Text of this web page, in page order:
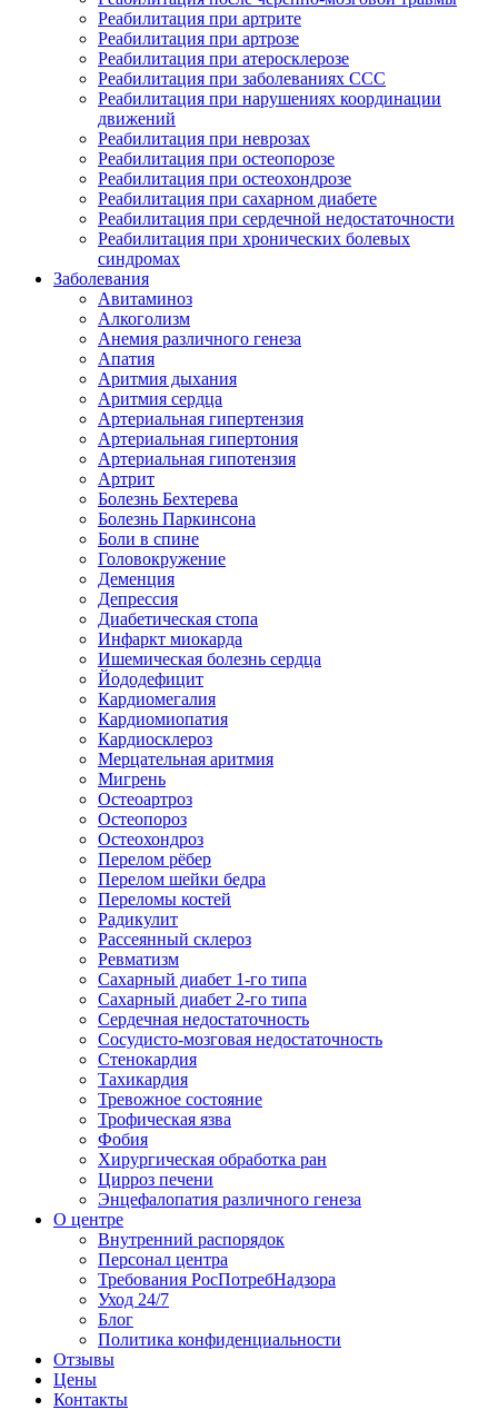
Реабилитация при артрите
Реабилитация при артрозе
Реабилитация при атеросклерозе
Реабилитация при заболеваниях ССС
Реабилитация при нарушениях координации
движений
Реабилитация при неврозах
Реабилитация при остеопорозе
Реабилитация при остеохондрозе
Реабилитация при сахарном диабете
Реабилитация при сердечной недостаточности
Реабилитация при хронических болевых
синдромах
Заболевания
Авитаминоз
Алкоголизм
Анемия различного генеза
Апатия
Аритмия дыхания
Аритмия сердца
Артериальная гипертензия
Артериальная гипертония
Артериальная гипотензия
Артрит
Болезнь Бехтерева
Болезнь Паркинсона
Боли в спине
Головокружение
Деменция
Депрессия
Диабетическая стопа
Инфаркт миокарда
Ишемическая болезнь сердца
Йододефицит
Кардиомегалия
Кардиомиопатия
Кардиосклероз
Мерцательная аритмия
Мигрень
Остеоартроз
Остеопороз
Остеохондроз
Перелом рёбер
Перелом шейки бедра
Переломы костей
Радикулит
Рассеянный склероз
Ревматизм
Сахарный диабет 1-го типа
Сахарный диабет 2-го типа
Сердечная недостаточность
Сосудисто-мозговая недостаточность
Стенокардия
Тахикардия
Тревожное состояние
Трофическая язва
Фобия
Хирургическая обработка ран
Цирроз печени
Энцефалопатия различного генеза
О центре
Внутренний распорядок
Персонал центра
Требования РосПотребНадзора
Уход 24/7
Блог
Политика конфиденциальности
Отзывы
Цены
Контакты